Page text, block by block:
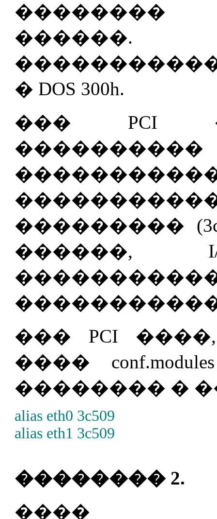
��������
������.
� DOS 300h.
��� PCI
���������
������,
��� PCI
����
�������� �
alias eth0 3c509
alias eth1 3c509
�������� 2.
����